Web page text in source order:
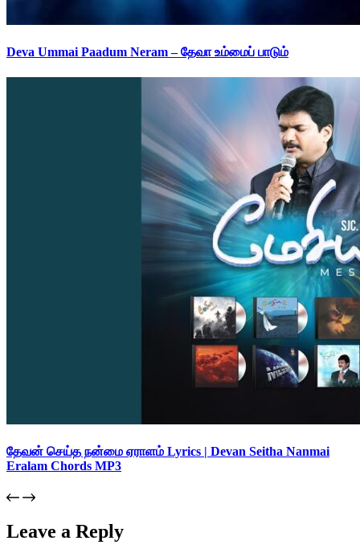
Deva Ummai Paadum Neram – தேவா உம்மைப் பாடும்
தேவன் செய்த நன்மை ஏராளம் Lyrics | Devan Seitha Nanmai
Eralam Chords MP3
Leave a Reply